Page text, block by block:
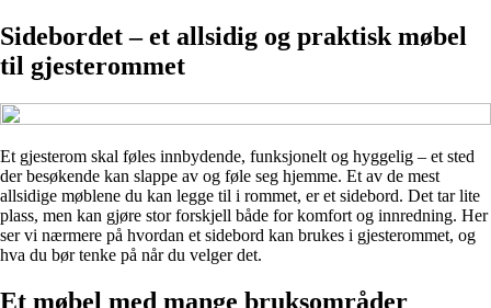
Sidebordet – et allsidig og praktisk møbel
til gjesterommet
Et gjesterom skal føles innbydende, funksjonelt og hyggelig – et sted
der besøkende kan slappe av og føle seg hjemme. Et av de mest
allsidige møblene du kan legge til i rommet, er et sidebord. Det tar lite
plass, men kan gjøre stor forskjell både for komfort og innredning. Her
ser vi nærmere på hvordan et sidebord kan brukes i gjesterommet, og
hva du bør tenke på når du velger det.
Et møbel med mange bruksområder